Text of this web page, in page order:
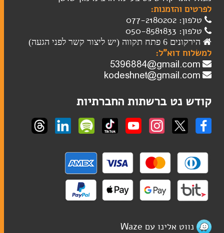
לפרטים והזמנות:
טלפון: 077-2180202
טלפון: 050-8581833
הירקונים 6 פתח תקווה (יש ליצור קשר לפני הגעה)
למשלוח דוא"ל:
קודש נט ברשתות החברתיות
נווט אלינו עם Waze
במעגל השנה
זמירות שבת
סידורים
ספרי מנהגים
ספרי הפטרות
ספרי תורה